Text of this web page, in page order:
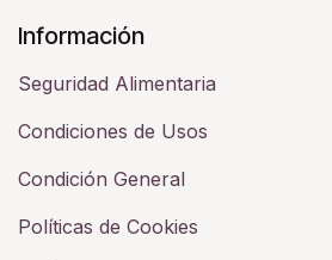
Información
Seguridad Alimentaria
Condiciones de Usos
Condición General
Políticas de Cookies